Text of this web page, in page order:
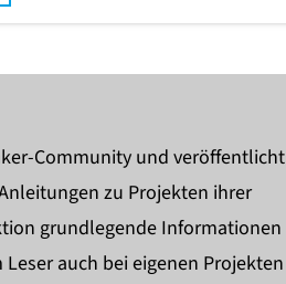
Community und veröffentlicht
zu Projekten ihrer
grundlegende Informationen
auch bei eigenen Projekten